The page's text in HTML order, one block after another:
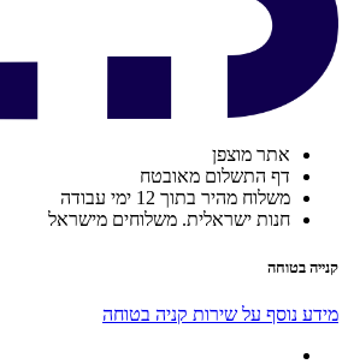
אתר מוצפן
דף התשלום מאובטח
משלוח מהיר בתוך 12 ימי עבודה
חנות ישראלית. משלוחים מישראל
קנייה בטוחה
מידע נוסף על שירות קניה בטוחה